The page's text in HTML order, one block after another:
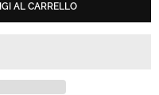
AL CARRELLO